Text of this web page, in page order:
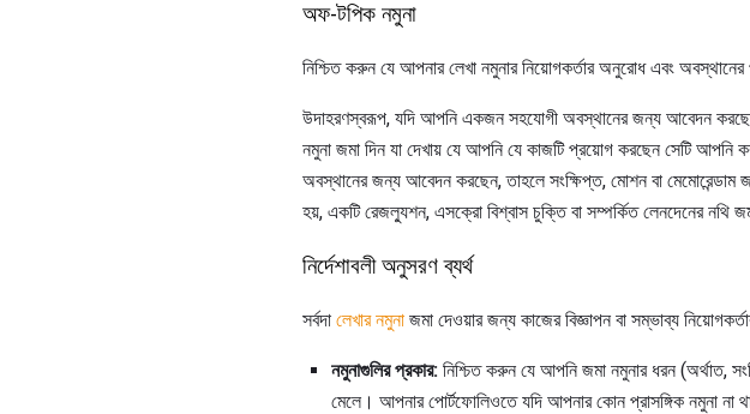
অফ-টপিক নমুনা
নিশ্চিত করুন যে আপনার লেখা নমুনার নিয়োগকর্তার অনুরোধ এবং
উদাহরণস্বরূপ, যদি আপনি একজন সহযোগী অবস্থানের জন্য আবেদন করছেন,
নমুনা জমা দিন যা দেখায় যে আপনি যে কাজটি প্রয়োগ করছেন সেটি আপনি
অবস্থানের জন্য আবেদন করছেন, তাহলে সংক্ষিপ্ত, মোশন বা
হয়, একটি রেজল্যুশন, এসক্রো বিশ্বাস চুক্তি বা সম্পর্কিত লেনদেনের নথি
নির্দেশাবলী অনুসরণ ব্যর্থ
সর্বদা লেখার নমুনা জমা দেওয়ার জন্য কাজের বিজ্ঞাপন বা সম্ভাব্য
নমুনাগুলির প্রকার: নিশ্চিত করুন যে আপনি জমা নমুনার ধরন (অর্থাত,
মেলে। আপনার পোর্টফোলিওতে যদি আপনার কোন প্রাসঙ্গিক নমুনা না